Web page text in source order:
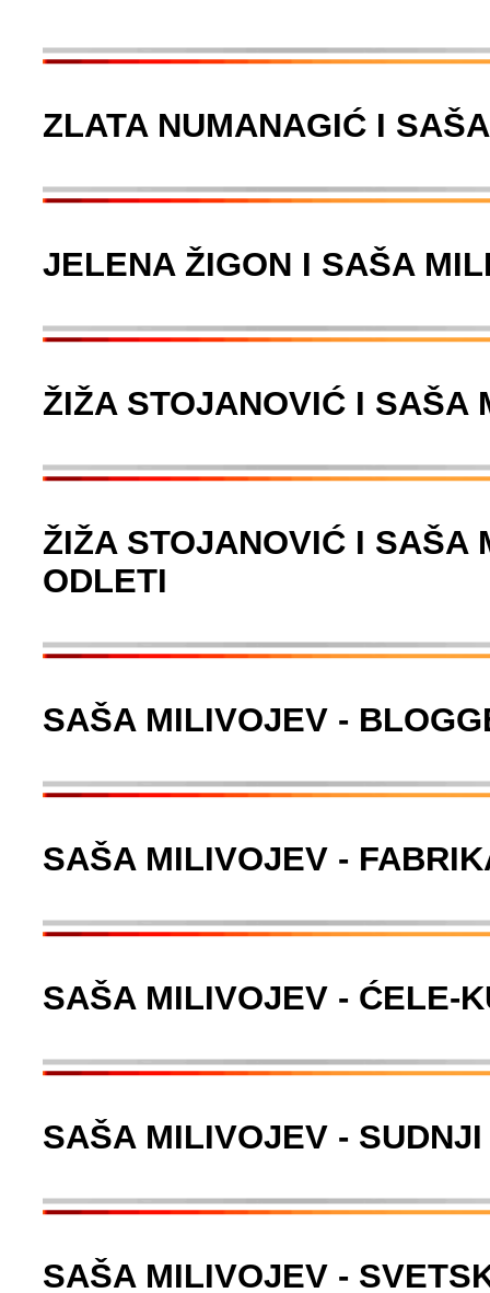
ZLATA NUMANAGIĆ I
JELENA ŽIGON I SAŠA
ŽIŽA STOJANOVIĆ I SAŠA
ŽIŽA STOJANOVIĆ I SAŠA
ODLETI
SAŠA MILIVOJEV -
SAŠA MILIVOJEV -
SAŠA MILIVOJEV - ĆELE-
SAŠA MILIVOJEV -
SAŠA MILIVOJEV -